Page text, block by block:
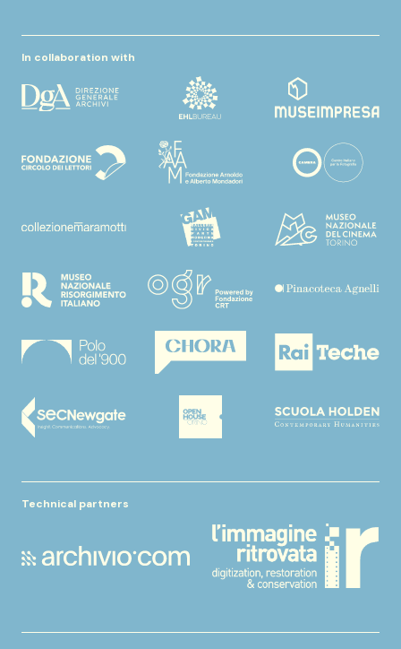
In collaboration with
Technical partners